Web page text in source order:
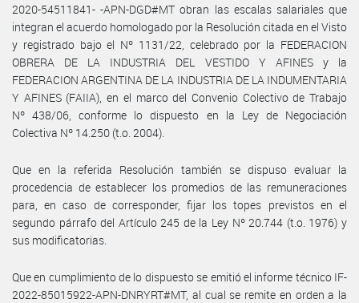
2020-54511841- -APN-DGD#MT obran las escalas salariales que
integran el acuerdo homologado por la Resolución citada en el Visto
y registrado bajo el Nº 1131/22, celebrado por la FEDERACION
OBRERA DE LA INDUSTRIA DEL VESTIDO Y AFINES y la
FEDERACION ARGENTINA DE LA INDUSTRIA DE LA INDUMENTARIA
Y AFINES (FAIIA), en el marco del Convenio Colectivo de Trabajo
Nº 438/06, conforme lo dispuesto en la Ley de Negociación
Colectiva Nº 14.250 (t.o. 2004).
Que en la referida Resolución también se dispuso evaluar la
procedencia de establecer los promedios de las remuneraciones
para, en caso de corresponder, fijar los topes previstos en el
segundo párrafo del Artículo 245 de la Ley Nº 20.744 (t.o. 1976) y
sus modificatorias.
Que en cumplimiento de lo dispuesto se emitió el informe técnico IF-
2022-85015922-APN-DNRYRT#MT, al cual se remite en orden a la